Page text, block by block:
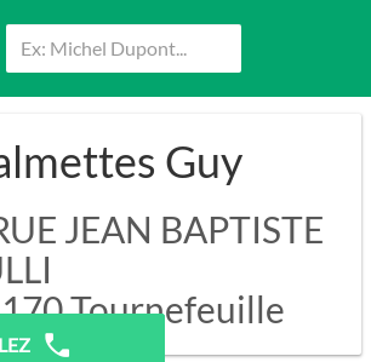
Guy
JEAN BAPTISTE
Tournefeuille